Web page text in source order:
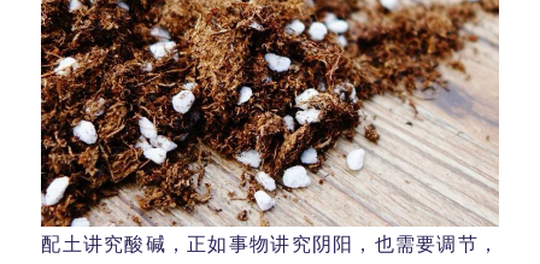
配土讲究酸碱，正如事物讲究阴阳，也需要调节，